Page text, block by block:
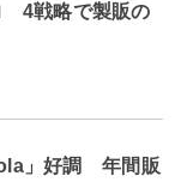
4戦略で製販の
」好調 年間販